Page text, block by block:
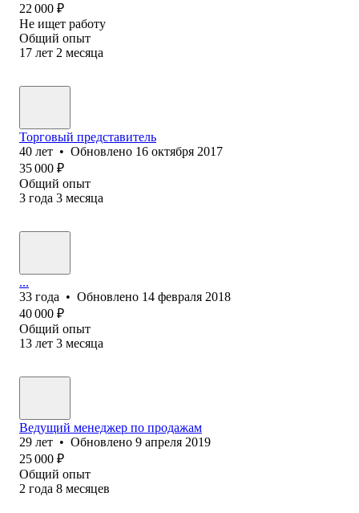
22 000 ₽
Не ищет работу
Общий опыт
17 лет 2 месяца
Торговый представитель
40 лет • Обновлено 16 октября 2017
35 000 ₽
Общий опыт
3 года 3 месяца
...
33 года • Обновлено 14 февраля 2018
40 000 ₽
Общий опыт
13 лет 3 месяца
Ведущий менеджер по продажам
29 лет • Обновлено 9 апреля 2019
25 000 ₽
Общий опыт
2 года 8 месяцев